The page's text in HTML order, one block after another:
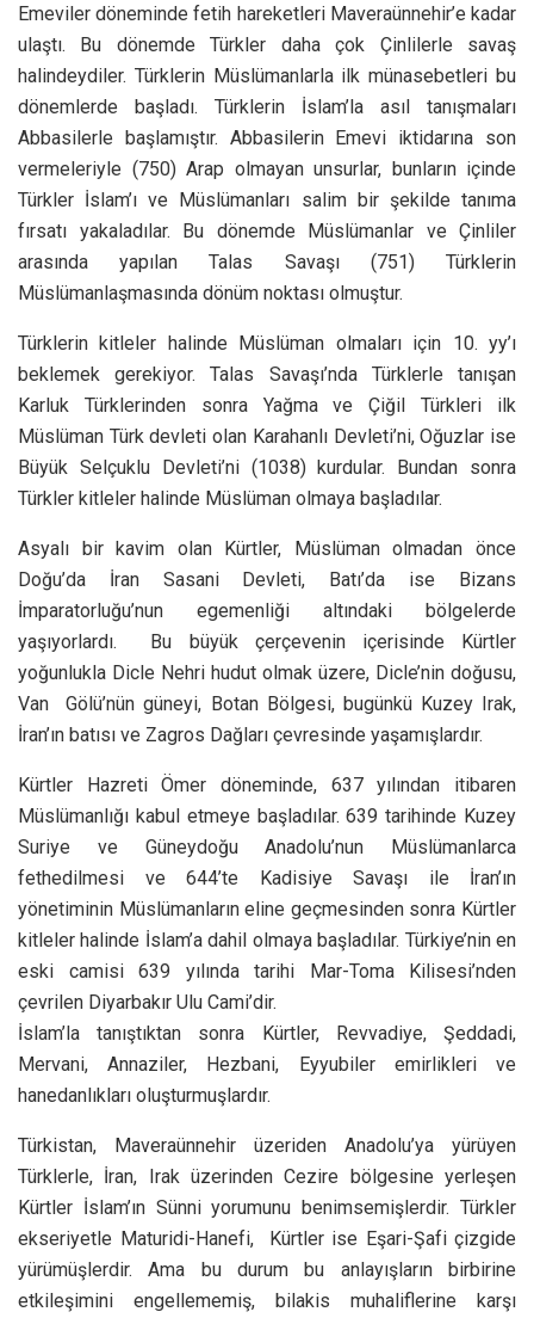
Emeviler döneminde fetih hareketleri Maveraünnehir’e kadar
ulaştı. Bu dönemde Türkler daha çok Çinlilerle savaş
halindeydiler. Türklerin Müslümanlarla ilk münasebetleri bu
dönemlerde başladı. Türklerin İslam’la asıl tanışmaları
Abbasilerle başlamıştır. Abbasilerin Emevi iktidarına son
vermeleriyle (750) Arap olmayan unsurlar, bunların içinde
Türkler İslam’ı ve Müslümanları salim bir şekilde tanıma
fırsatı yakaladılar. Bu dönemde Müslümanlar ve Çinliler
arasında yapılan Talas Savaşı (751) Türklerin
Müslümanlaşmasında dönüm noktası olmuştur.
Türklerin kitleler halinde Müslüman olmaları için 10. yy’ı
beklemek gerekiyor. Talas Savaşı’nda Türklerle tanışan
Karluk Türklerinden sonra Yağma ve Çiğil Türkleri ilk
Müslüman Türk devleti olan Karahanlı Devleti’ni, Oğuzlar ise
Büyük Selçuklu Devleti’ni (1038) kurdular. Bundan sonra
Türkler kitleler halinde Müslüman olmaya başladılar.
Asyalı bir kavim olan Kürtler, Müslüman olmadan önce
Doğu’da İran Sasani Devleti, Batı’da ise Bizans
İmparatorluğu’nun egemenliği altındaki bölgelerde
yaşıyorlardı. Bu büyük çerçevenin içerisinde Kürtler
yoğunlukla Dicle Nehri hudut olmak üzere, Dicle’nin doğusu,
Van Gölü’nün güneyi, Botan Bölgesi, bugünkü Kuzey Irak,
İran’ın batısı ve Zagros Dağları çevresinde yaşamışlardır.
Kürtler Hazreti Ömer döneminde, 637 yılından itibaren
Müslümanlığı kabul etmeye başladılar. 639 tarihinde Kuzey
Suriye ve Güneydoğu Anadolu’nun Müslümanlarca
fethedilmesi ve 644’te Kadisiye Savaşı ile İran’ın
yönetiminin Müslümanların eline geçmesinden sonra Kürtler
kitleler halinde İslam’a dahil olmaya başladılar. Türkiye’nin en
eski camisi 639 yılında tarihi Mar-Toma Kilisesi’nden
çevrilen Diyarbakır Ulu Cami’dir.
İslam’la tanıştıktan sonra Kürtler, Revvadiye, Şeddadi,
Mervani, Annaziler, Hezbani, Eyyubiler emirlikleri ve
hanedanlıkları oluşturmuşlardır.
Türkistan, Maveraünnehir üzeriden Anadolu’ya yürüyen
Türklerle, İran, Irak üzerinden Cezire bölgesine yerleşen
Kürtler İslam’ın Sünni yorumunu benimsemişlerdir. Türkler
ekseriyetle Maturidi-Hanefi, Kürtler ise Eşari-Şafi çizgide
yürümüşlerdir. Ama bu durum bu anlayışların birbirine
etkileşimini engellememiş, bilakis muhaliflerine karşı